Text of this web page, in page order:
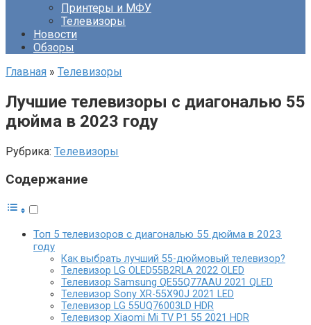
Принтеры и МФУ
Телевизоры
Новости
Обзоры
Главная » Телевизоры
Лучшие телевизоры с диагональю 55
дюйма в 2023 году
Рубрика: Телевизоры
Содержание
Топ 5 телевизоров с диагональю 55 дюйма в 2023
году
Как выбрать лучший 55-дюймовый телевизор?
Телевизор LG OLED55B2RLA 2022 OLED
Телевизор Samsung QE55Q77AAU 2021 QLED
Телевизор Sony XR-55X90J 2021 LED
Телевизор LG 55UQ76003LD HDR
Телевизор Xiaomi Mi TV P1 55 2021 HDR